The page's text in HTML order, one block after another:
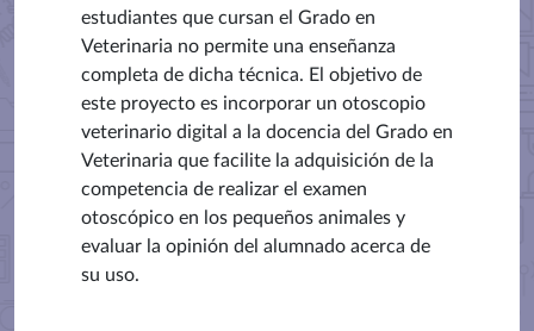
estudiantes que cursan el Grado en
Veterinaria no permite una enseñanza
completa de dicha técnica. El objetivo de
este proyecto es incorporar un otoscopio
veterinario digital a la docencia del Grado en
Veterinaria que facilite la adquisición de la
competencia de realizar el examen
otoscópico en los pequeños animales y
evaluar la opinión del alumnado acerca de
su uso.